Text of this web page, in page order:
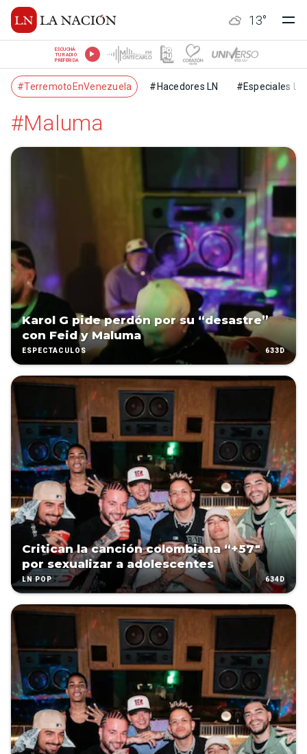
13°
ESCUCHÁ
TU RADIO
PREFERIDA
#TerremotoEnVenezuela #Hacedores LN #Especiales LN
#Maluma
Karol G pide perdón por su “desastre”
con Feid y Maluma
ESPECTÁCULOS 633D
Critican la canción colombiana “+57″
por sexualizar a adolescentes
LN POP 634D